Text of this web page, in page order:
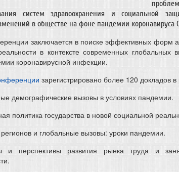
систем здравоохранения и социальной
в обществе на фоне пандемии коронавируса
заключается в поиске эффективных форм
в контексте современных
коронавирусной инфекции.
зарегистрировано более 120 докладов
демографические вызовы в условиях пандемии.
политика государства в новой социальной
и глобальные вызовы: уроки пандемии.
перспективы развития рынка труда и